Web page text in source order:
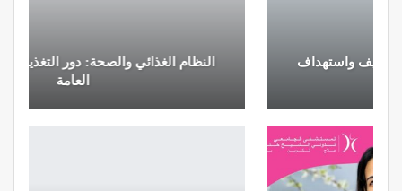
النظام الغذائي والصحة: دور التغذية في تعزيز الصحة